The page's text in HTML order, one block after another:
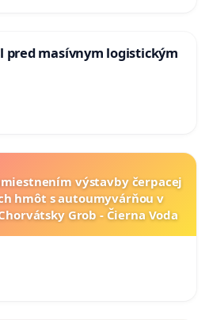
pred masívnym logistickým
výstavby čerpacej
hmôt s autoumyvárňou v
Grob - Čierna Voda